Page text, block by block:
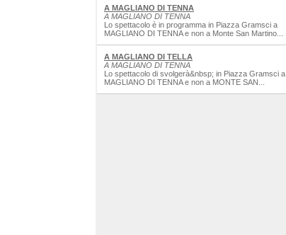
A MAGLIANO DI TENNA
A MAGLIANO DI TENNA
Lo spettacolo è in programma in Piazza Gramsci a
MAGLIANO DI TENNA e non a Monte San Martino...
A MAGLIANO DI TELLA
A MAGLIANO DI TENNA
Lo spettacolo di svolgerà&nbsp; in Piazza Gramsci a
MAGLIANO DI TENNA e non a MONTE SAN...